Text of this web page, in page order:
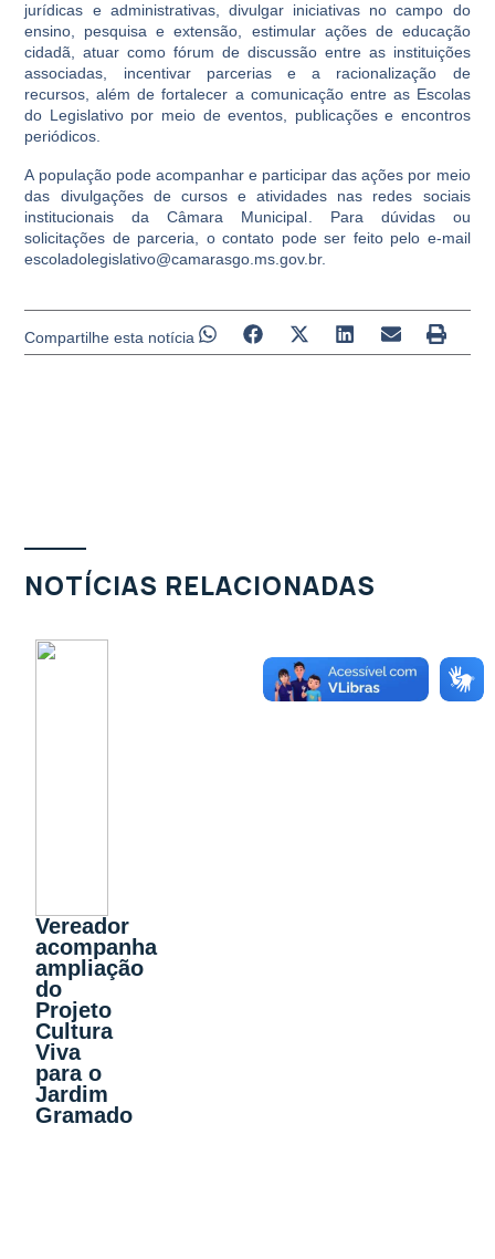
jurídicas e administrativas, divulgar iniciativas no campo do
ensino, pesquisa e extensão, estimular ações de educação
cidadã, atuar como fórum de discussão entre as instituições
associadas, incentivar parcerias e a racionalização de
recursos, além de fortalecer a comunicação entre as Escolas
do Legislativo por meio de eventos, publicações e encontros
periódicos.
A população pode acompanhar e participar das ações por meio
das divulgações de cursos e atividades nas redes sociais
institucionais da Câmara Municipal. Para dúvidas ou
solicitações de parceria, o contato pode ser feito pelo e-mail
escoladolegislativo@camarasgo.ms.gov.br.
Compartilhe esta notícia
Vereador
acompanha
ampliação
do
Projeto
Cultura
Viva
para o
Jardim
Gramado
NOTÍCIAS RELACIONADAS